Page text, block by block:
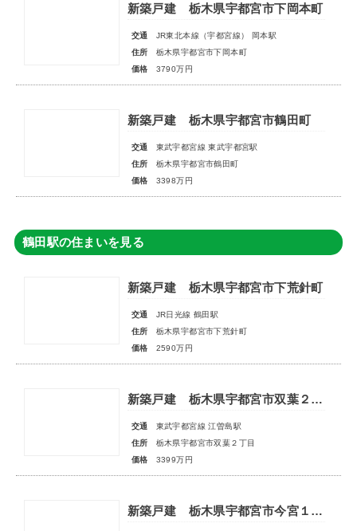
新築戸建 栃木県宇都宮市下岡本町
交通
JR東北本線（宇都宮線） 岡本駅
住所
栃木県宇都宮市下岡本町
価格
3790万円
新築戸建 栃木県宇都宮市鶴田町
交通
東武宇都宮線 東武宇都宮駅
住所
栃木県宇都宮市鶴田町
価格
3398万円
鶴田駅の住まいを見る
新築戸建 栃木県宇都宮市下荒針町
交通
JR日光線 鶴田駅
住所
栃木県宇都宮市下荒針町
価格
2590万円
新築戸建 栃木県宇都宮市双葉２丁目
交通
東武宇都宮線 江曽島駅
住所
栃木県宇都宮市双葉２丁目
価格
3399万円
新築戸建 栃木県宇都宮市今宮１丁目